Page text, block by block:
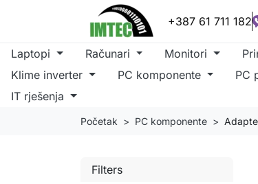
+387 61 711 182
Laptopi Računari Monitori
Klime inverter
PC komponente PC
IT rješenja
Početak PC komponente
Filters